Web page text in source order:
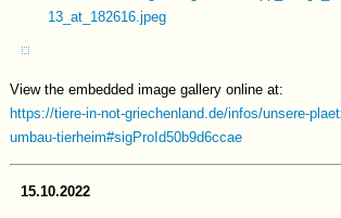
View the embedded image gallery online at:
https://tiere-in-not-griechenland.de/infos/unsere-
umbau-tierheim#sigProId50b9d6ccae
15.10.2022